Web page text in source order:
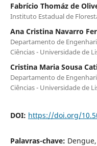
Fabrício Thomáz de
Instituto Estadual de
Ana Cristina Navarro
Departamento de
Ciências - Universidade de
Cristina Maria Sousa
Departamento de
Ciências - Universidade de
DOI: https://doi.org/
Palavras-chave: